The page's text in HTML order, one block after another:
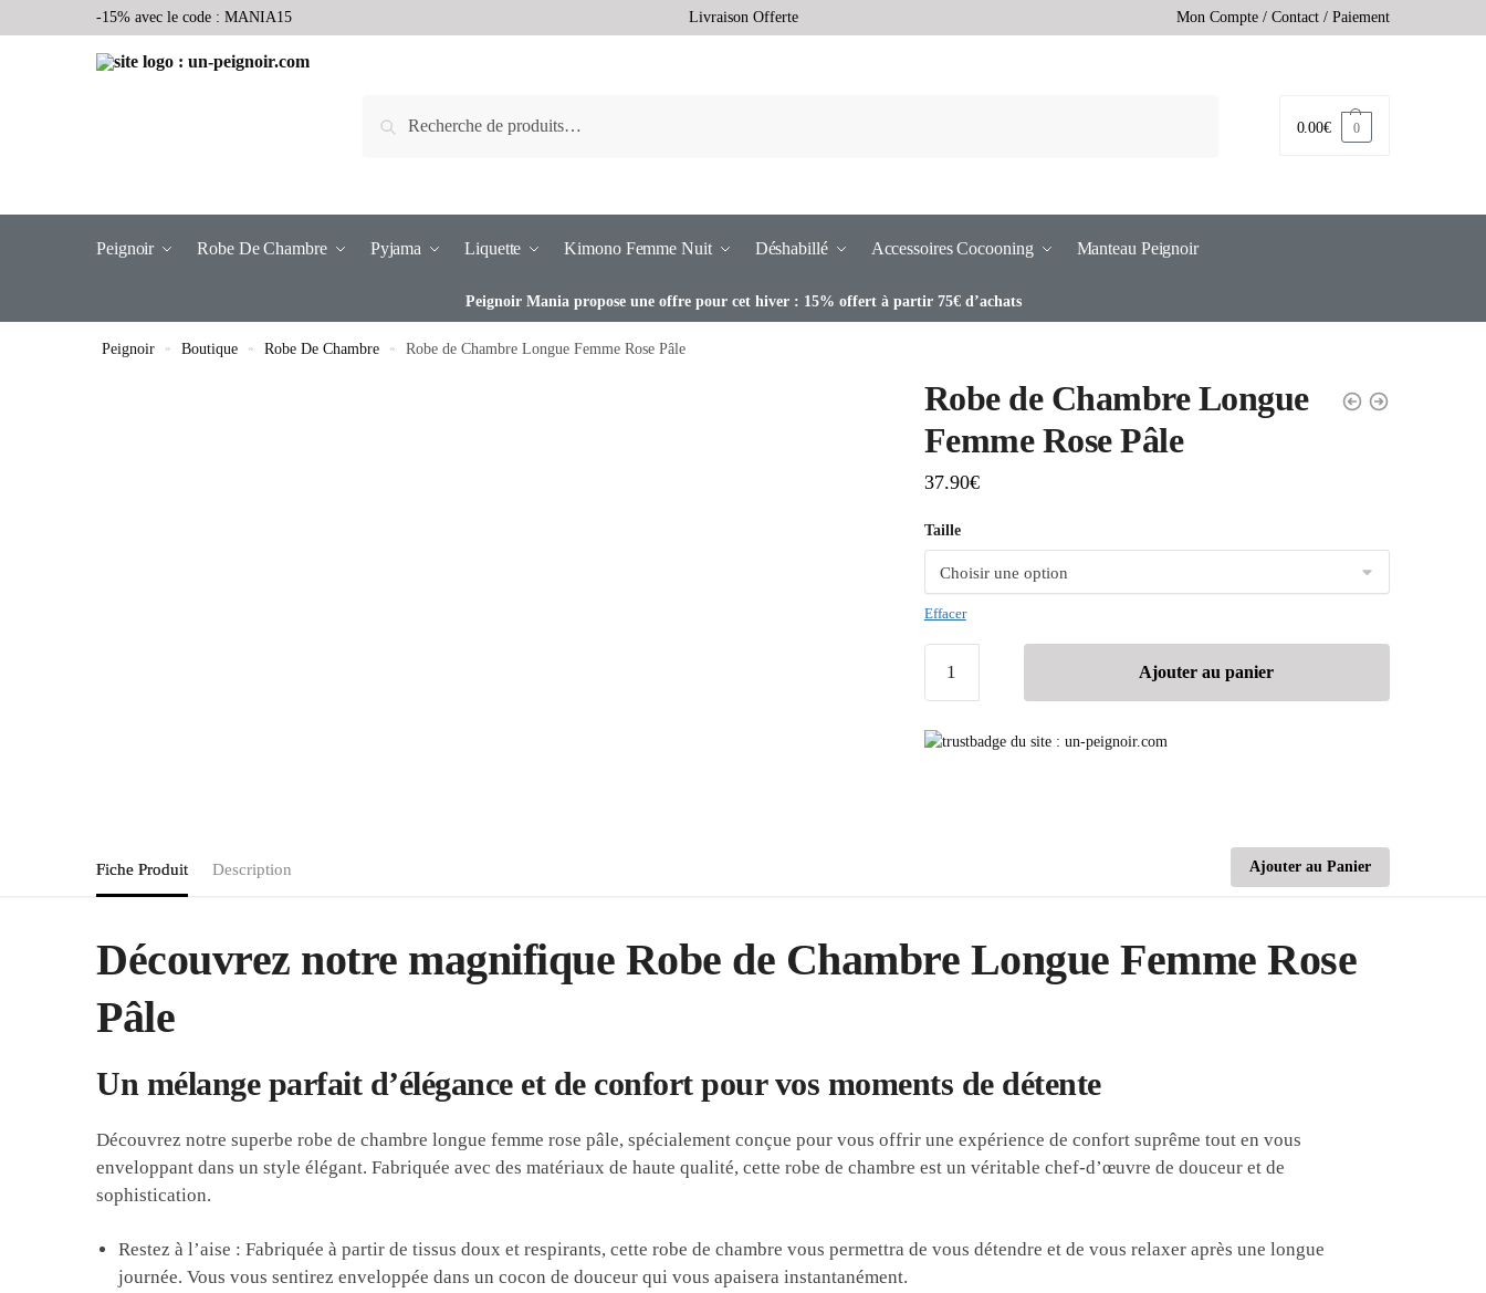
-15% avec le code : MANIA15 Livraison Offerte Mon Compte / Contact / Paiement
Recherche 0.00€ 0
Peignoir Robe De Chambre Pyjama Liquette Kimono Femme Nuit Déshabillé Accessoires Cocooning Manteau Peignoir
Peignoir Mania propose une offre pour cet hiver : 15% offert à partir 75€ d’achats
Peignoir » Boutique » Robe De Chambre » Robe de Chambre Longue Femme Rose Pâle
Robe de Chambre Longue
Femme Rose Pâle
37.90€
Taille
Effacer
Ajouter au panier
Fiche Produit Description Ajouter au Panier
Découvrez notre magnifique Robe de Chambre Longue Femme Rose
Pâle
Un mélange parfait d’élégance et de confort pour vos moments de détente
Découvrez notre superbe robe de chambre longue femme rose pâle, spécialement conçue pour vous offrir une expérience de confort suprême tout en vous
enveloppant dans un style élégant. Fabriquée avec des matériaux de haute qualité, cette robe de chambre est un véritable chef-d’œuvre de douceur et de
sophistication.
Restez à l’aise : Fabriquée à partir de tissus doux et respirants, cette robe de chambre vous permettra de vous détendre et de vous relaxer après une longue
journée. Vous vous sentirez enveloppée dans un cocon de douceur qui vous apaisera instantanément.